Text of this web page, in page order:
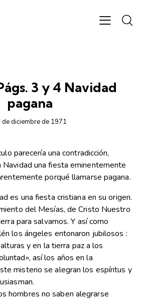
3 y 4 Navidad
pagana
de diciembre de 1971
parecería una contradicción,
una fiesta eminentemente
porqué llamarse pagana.
es una fiesta cristiana en su origen.
del Mesías, de Cristo Nuestro
para salvarnos. Y así como
los ángeles entonaron jubilosos :
y en la tierra paz a los
así los años en la
misterio se alegran los espíritus y
hombres no saben alegrarse